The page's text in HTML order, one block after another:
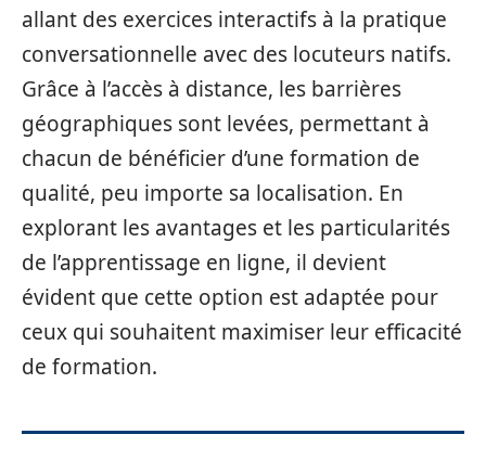
allant des exercices interactifs à la pratique
conversationnelle avec des locuteurs natifs.
Grâce à l’accès à distance, les barrières
géographiques sont levées, permettant à
chacun de bénéficier d’une formation de
qualité, peu importe sa localisation. En
explorant les avantages et les particularités
de l’apprentissage en ligne, il devient
évident que cette option est adaptée pour
ceux qui souhaitent maximiser leur efficacité
de formation.